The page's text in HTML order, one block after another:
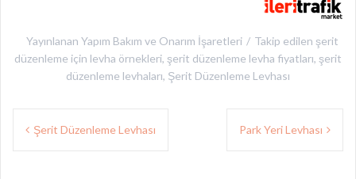
Yayınlanan Yapım Bakım ve Onarım İşaretleri Takip edilen şerit
düzenleme için levha örnekleri, şerit düzenleme levha fiyatları, şerit
düzenleme levhaları, Şerit Düzenleme Levhası
Yazı
gezinmesi
Şerit Düzenleme Levhası Park Yeri Levhası